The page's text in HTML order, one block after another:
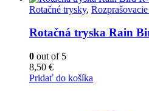
Rotačné trysky,
Rotačná tryska Rain
0 out of 5
8,50 €
Pridať do košíka